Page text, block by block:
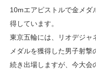
10mエアピストルで金メダ
得しています。
東京五輪には、リオデジャ
メダルを獲得した男子射
続き出場しますが、今大会